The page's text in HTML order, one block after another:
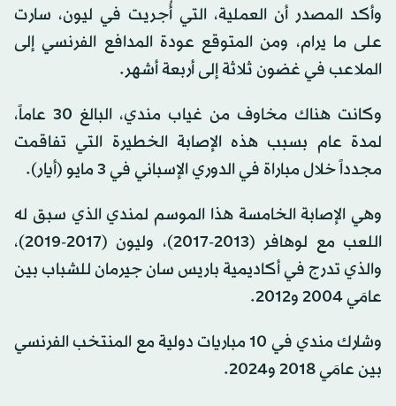
وأكد المصدر أن العملية، التي أُجريت في ليون، سارت
على ما يرام، ومن المتوقع عودة المدافع الفرنسي إلى
الملاعب في غضون ثلاثة إلى أربعة أشهر.
وكانت هناك مخاوف من غياب مندي، البالغ 30 عاماً،
لمدة عام بسبب هذه الإصابة الخطيرة التي تفاقمت
مجدداً خلال مباراة في الدوري الإسباني في 3 مايو (أيار).
وهي الإصابة الخامسة هذا الموسم لمندي الذي سبق له
اللعب مع لوهافر (2013-2017)، وليون (2017-2019)،
والذي تدرج في أكاديمية باريس سان جيرمان للشباب بين
عامَي 2004 و2012.
وشارك مندي في 10 مباريات دولية مع المنتخب الفرنسي
بين عامَي 2018 و2024.